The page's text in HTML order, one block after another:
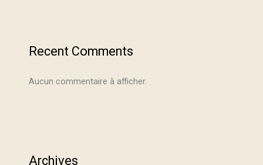
Recent Comments
Aucun commentaire à afficher.
Archives